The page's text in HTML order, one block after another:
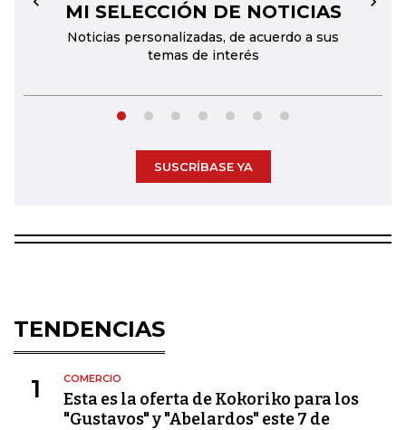
MI SELECCIÓN DE NOTICIAS
Noticias personalizadas, de acuerdo a sus
temas de interés
← →
SUSCRÍBASE YA
TENDENCIAS
1 COMERCIO
Esta es la oferta de Kokoriko para los
"Gustavos" y "Abelardos" este 7 de